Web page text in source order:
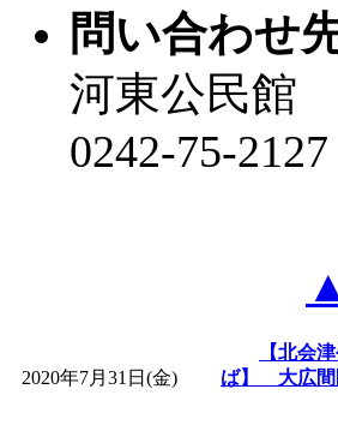
問い合わせ
河東公民館
0242-75-2127
2020年7月31日(金)
【北会
ば】 大広間